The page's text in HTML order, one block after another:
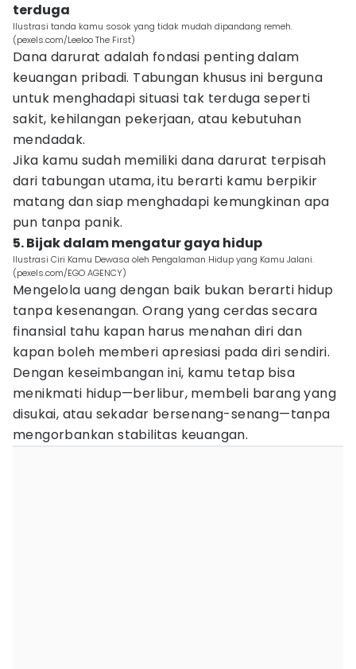
terduga
Ilustrasi tanda kamu sosok yang tidak mudah dipandang remeh.
(pexels.com/Leeloo The First)
Dana darurat adalah fondasi penting dalam
keuangan pribadi. Tabungan khusus ini berguna
untuk menghadapi situasi tak terduga seperti
sakit, kehilangan pekerjaan, atau kebutuhan
mendadak.
Jika kamu sudah memiliki dana darurat terpisah
dari tabungan utama, itu berarti kamu berpikir
matang dan siap menghadapi kemungkinan apa
pun tanpa panik.
5. Bijak dalam mengatur gaya hidup
Ilustrasi Ciri Kamu Dewasa oleh Pengalaman Hidup yang Kamu Jalani.
(pexels.com/EGO AGENCY)
Mengelola uang dengan baik bukan berarti hidup
tanpa kesenangan. Orang yang cerdas secara
finansial tahu kapan harus menahan diri dan
kapan boleh memberi apresiasi pada diri sendiri.
Dengan keseimbangan ini, kamu tetap bisa
menikmati hidup—berlibur, membeli barang yang
disukai, atau sekadar bersenang-senang—tanpa
mengorbankan stabilitas keuangan.